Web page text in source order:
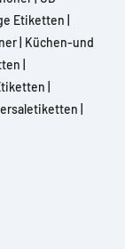
Etiketten
Küchen-und